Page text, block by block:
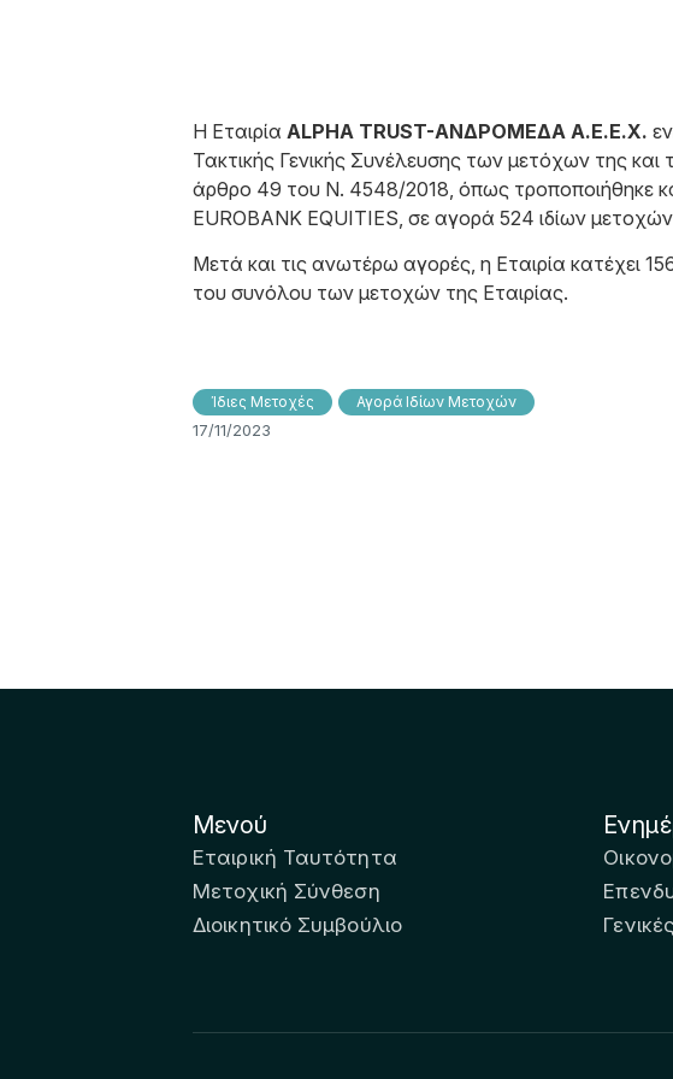
Η Εταιρία ALPHA TRUST-ΑΝΔΡΟΜΕΔΑ Α.Ε.Ε.Χ.
Τακτικής Γενικής Συνέλευσης των μετόχων της
άρθρο 49 του N. 4548/2018, όπως τροποποιήθηκε
EUROBANK EQUITIES, σε αγορά 524 ιδίων
Μετά και τις ανωτέρω αγορές, η Εταιρία κατέχει
του συνόλου των μετοχών της Εταιρίας.
Ίδιες Μετοχές Αγορά Ιδίων Μετοχών
17/11/2023
Μενού
Εταιρική Ταυτότητα
Μετοχική Σύνθεση
Διοικητικό Συμβούλιο